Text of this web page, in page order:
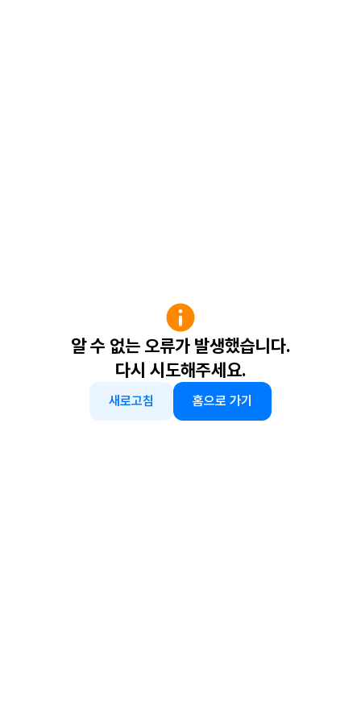
알 수 없는 오류가 발생했습니다.
다시 시도해주세요.
새로고침 홈으로 가기